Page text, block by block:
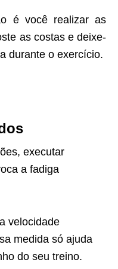
é você realizar as
as costas e deixe-
durante o exercício.
executar
a fadiga
velocidade
medida só ajuda
do seu treino.